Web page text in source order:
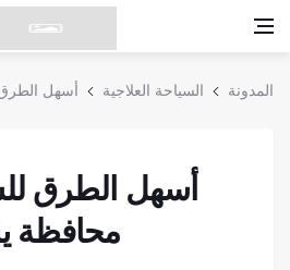
المدونة السياحة العلاجية أسهل
أسهل الطرق
محافظة